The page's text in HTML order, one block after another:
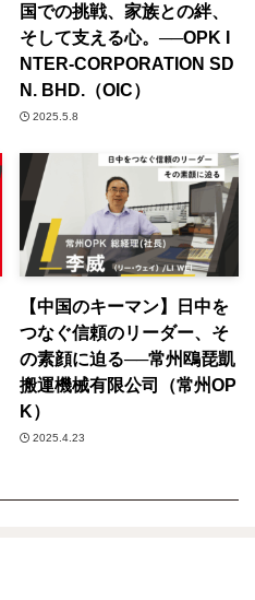
国での挑戦、家族との絆、
そして支える心。──OPK I
NTER-CORPORATION SD
N. BHD.（OIC）
2025.5.8
【中国のキーマン】日中を
つなぐ信頼のリーダー、そ
の素顔に迫る──常州鴎琵凱
搬運機械有限公司（常州OP
K）
2025.4.23